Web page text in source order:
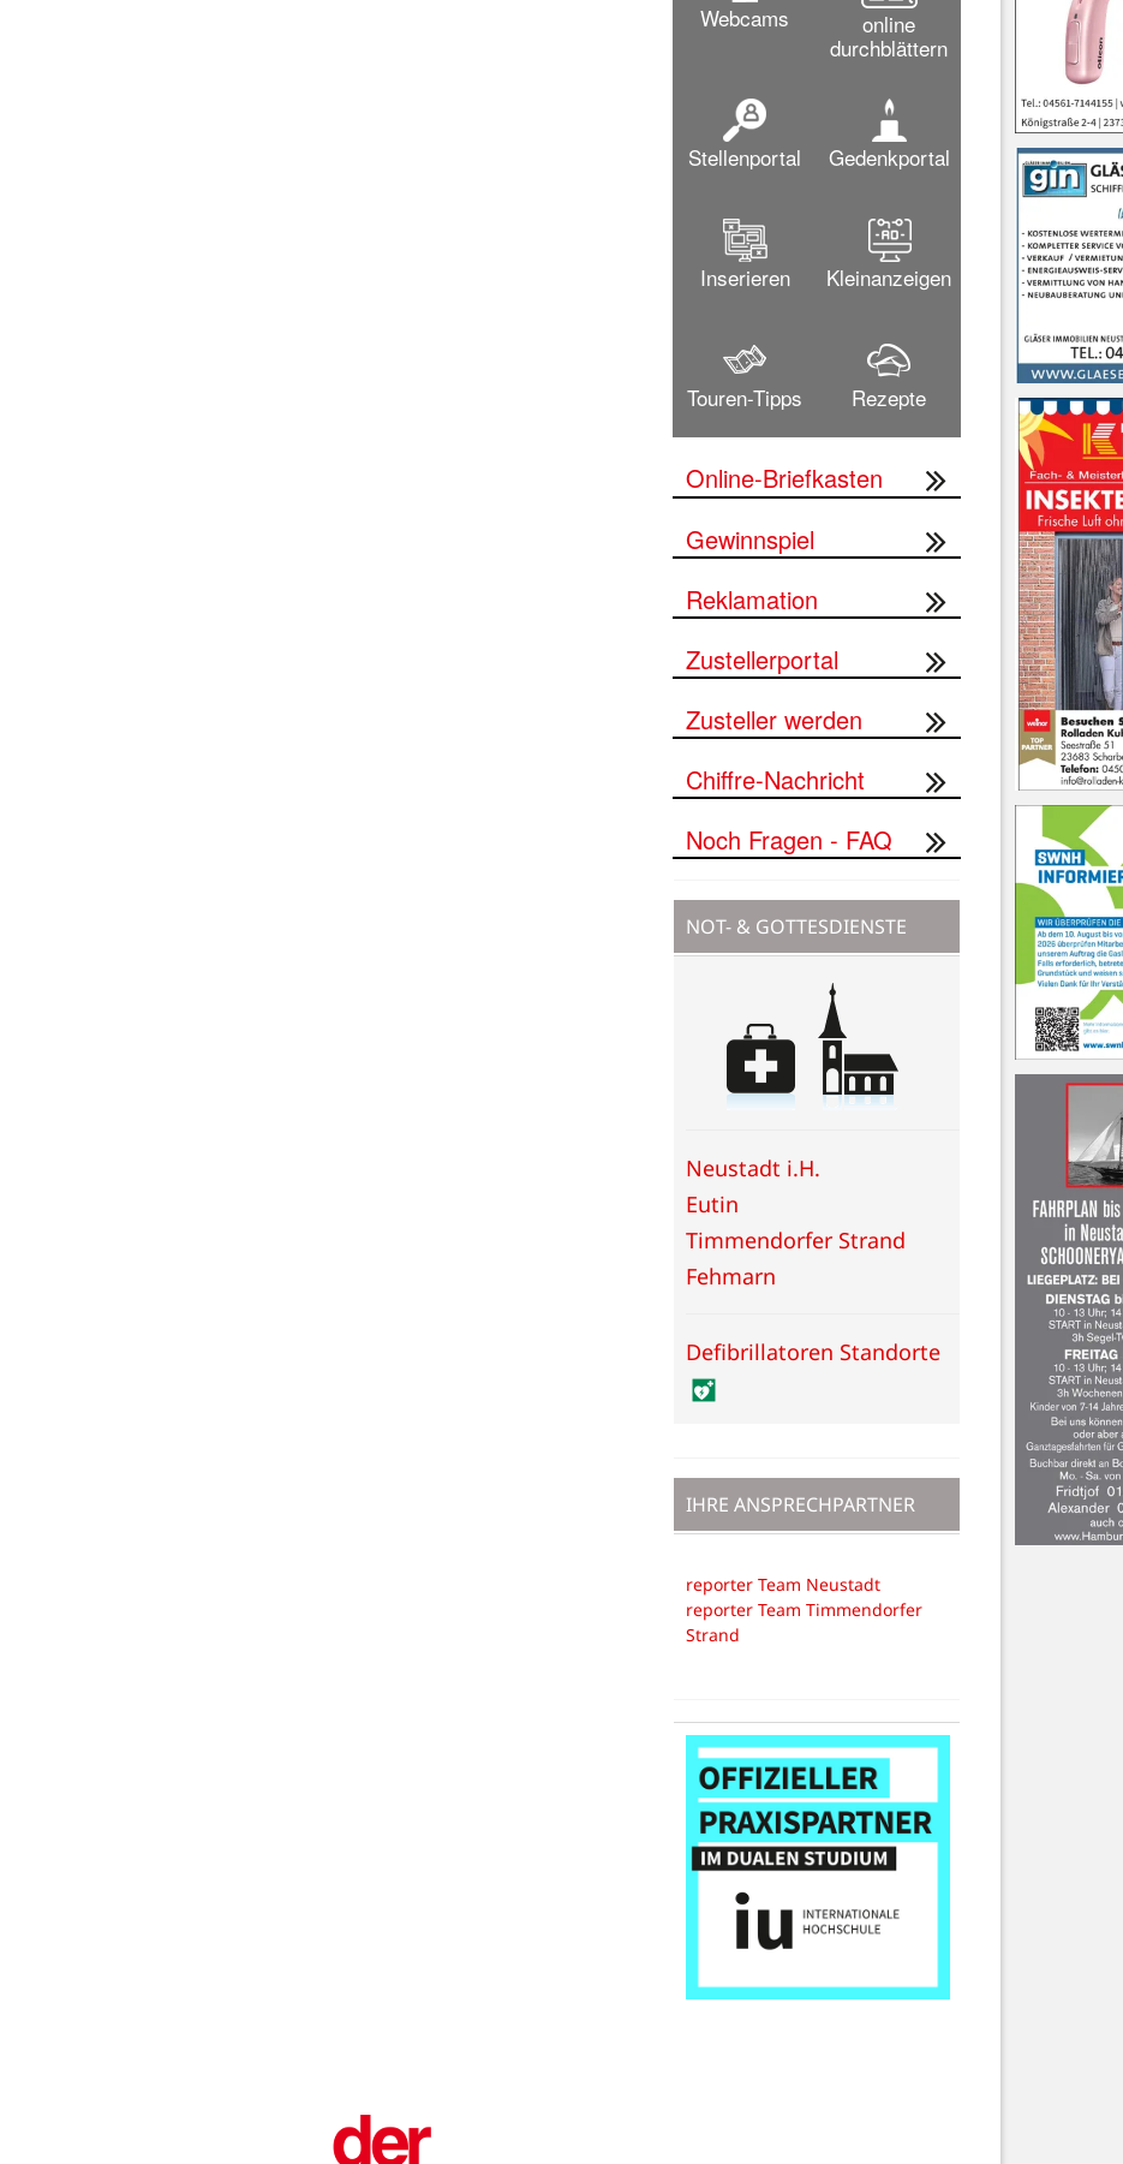
Webcams
online
durchblättern
Stellenportal Gedenkportal
Inserieren Kleinanzeigen
Touren-Tipps Rezepte
Online-Briefkasten
Gewinnspiel
Reklamation
Zustellerportal
Zusteller werden
Chiffre-Nachricht
Noch Fragen - FAQ
NOT- & GOTTESDIENSTE
Neustadt i.H.
Eutin
Timmendorfer Strand
Fehmarn
Defibrillatoren Standorte
IHRE ANSPRECHPARTNER
reporter Team Neustadt
reporter Team Timmendorfer
Strand